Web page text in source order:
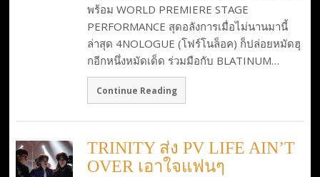
พร้อม WORLD PREMIERE STAGE
PERFORMANCE สุดอลังการเมื่อไม่นานมานี้
ล่าสุด 4NOLOGUE (โฟร์โนล็อค) ก็ปล่อยหมัดฮุ
กอีกหนึ่งหมัดเด็ด ร่วมมือกับ BLATINUM…
Continue Reading
TRINITY ส่ง PV LIFE AIN’T
OVER เอาใจแฟนๆ